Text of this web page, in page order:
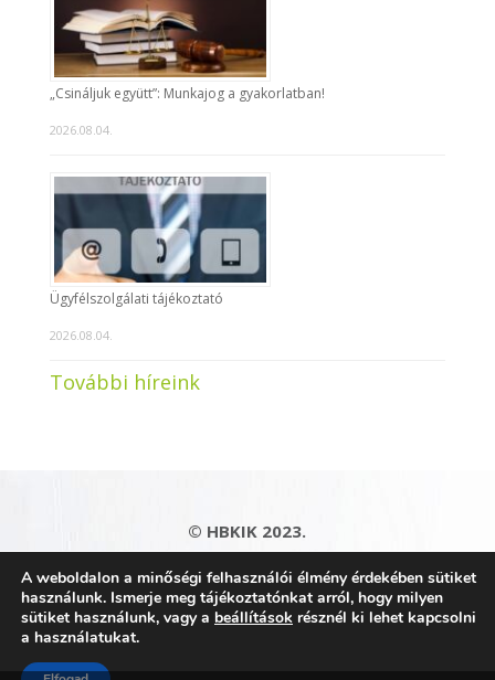
„Csináljuk együtt”: Munkajog a gyakorlatban!
2026.08.04.
Ügyfélszolgálati tájékoztató
2026.08.04.
További híreink
© HBKIK 2023.
Adatkezelési tájékoztató|Impresszum|
Kapcsolat|Honlaptérkép
A weboldalon a minőségi felhasználói élmény érdekében sütiket
használunk. Ismerje meg tájékoztatónkat arról, hogy milyen
sütiket használunk, vagy a beállítások résznél ki lehet kapcsolni
a használatukat.